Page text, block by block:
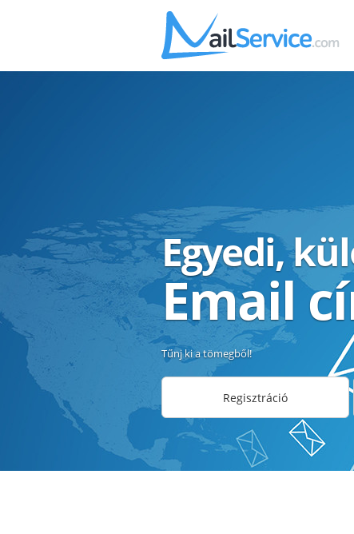
Egyedi,
Email
Tűnj ki a tömegből!
Regisztráció